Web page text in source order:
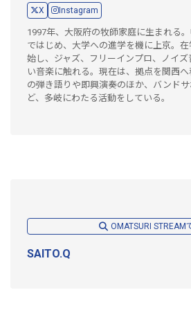
X Instagram
1997年、大阪府の牧師家庭に生まれる
ではじめ、大学への進学を機に上京。
始し、ジャズ、フリーインプロ、ノイ
い音楽に触れる。現在は、拠点を関西
の弾き語りや即興演奏のほか、バンド
ど、多岐にわたる活動をしている。
OMATSURI STREAM
SAITO.Q